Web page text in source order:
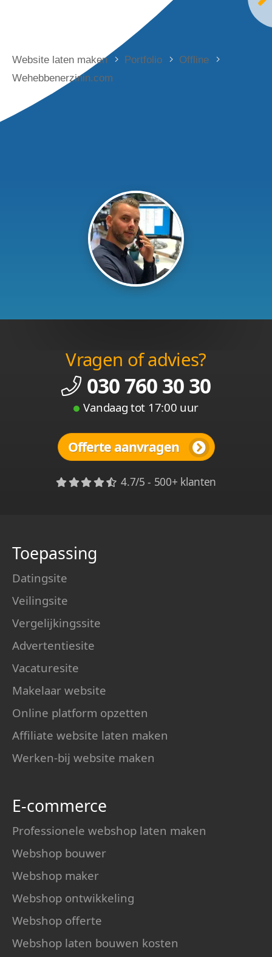
Website laten maken Portfolio
Offline
Wehebbenerzinin.com
Vragen of advies?
030 760 30 30
Vandaag tot 17:00 uur
Offerte aanvragen
4.7/5 - 500+ klanten
Toepassing
Datingsite
Veilingsite
Vergelijkingssite
Advertentiesite
Vacaturesite
Makelaar website
Online platform opzetten
Affiliate website laten maken
Werken-bij website maken
E-commerce
Professionele webshop laten maken
Webshop bouwer
Webshop maker
Webshop ontwikkeling
Webshop offerte
Webshop laten bouwen kosten